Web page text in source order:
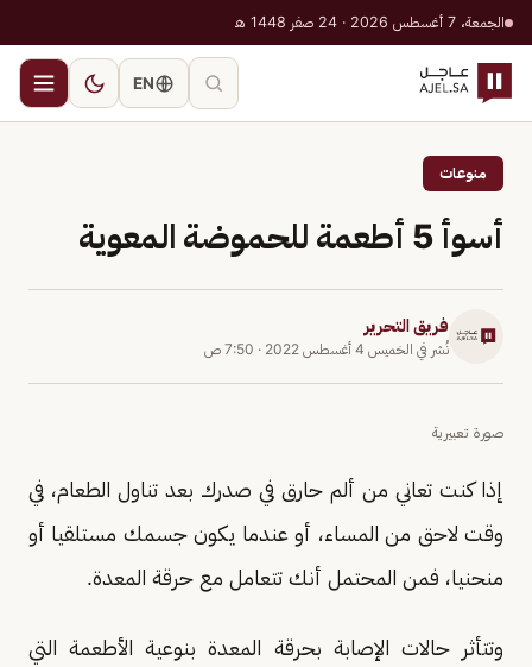
الجمعة، 7 أغسطس 2026 · 24 صفر 1448 هـ
EN
منوعات
أسوأ 5 أطعمة للحموضة المعوية
فريق التحرير
نُشر في الخميس 4 أغسطس 2022 · 7:50 ص
صورة تعبيرية
إذا كنت تعاني من ألم حارق في صدرك بعد تناول الطعام، في
وقت لاحق من المساء، أو عندما يكون جسمك مستلقيا أو
منحنيا، فمن المحتمل أنك تتعامل مع حرقة المعدة.
وتتأثر حالات الإصابة بحرقة المعدة بنوعية الأطعمة التي